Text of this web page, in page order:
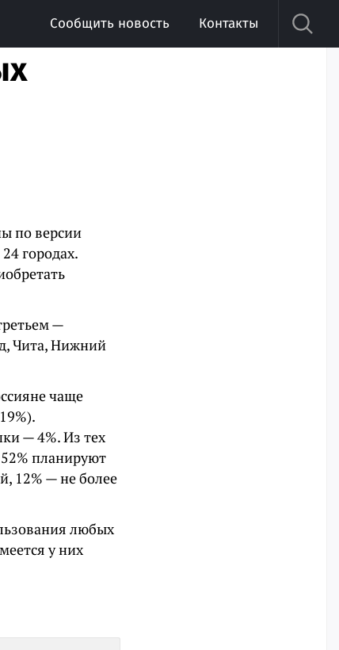
Сообщить новость Контакты
по версии
городах.
—
Чита, Нижний
чаще
— 4%. Из тех
планируют
12% — не более
любых
у них